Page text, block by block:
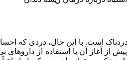
دردناک است. با این حال، دردی
از آغاز آن با استفاده از